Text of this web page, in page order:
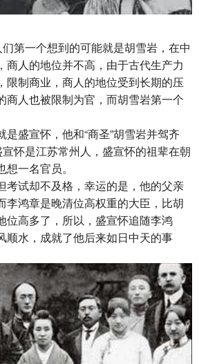
们第一个想到的可能就是胡雪岩，在中
商人的地位并不高，由于古代生产力
限制商业，商人的地位受到长期的压
商人也被限制为官，而胡雪岩第一个
盛宣怀，他和“商圣”胡雪岩并驾齐
宣怀是江苏常州人，盛宣怀的祖辈在朝
一名官员。
考试却不及格，幸运的是，他的父亲
李鸿章是晚清位高权重的大臣，比胡
位高多了，所以，盛宣怀追随李鸿
顺水，成就了他后来如日中天的事